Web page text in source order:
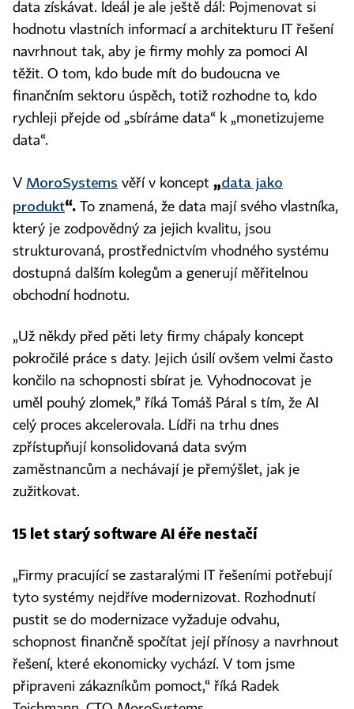
data získávat. Ideál je ale ještě dál: Pojmenovat si
hodnotu vlastních informací a architekturu IT řešení
navrhnout tak, aby je firmy mohly za pomoci AI
těžit. O tom, kdo bude mít do budoucna ve
finančním sektoru úspěch, totiž rozhodne to, kdo
rychleji přejde od „sbíráme data“ k „monetizujeme
data“.
V MoroSystems věří v koncept „data jako
produkt“. To znamená, že data mají svého vlastníka,
který je zodpovědný za jejich kvalitu, jsou
strukturovaná, prostřednictvím vhodného systému
dostupná dalším kolegům a generují měřitelnou
obchodní hodnotu.
„Už někdy před pěti lety firmy chápaly koncept
pokročilé práce s daty. Jejich úsilí ovšem velmi často
končilo na schopnosti sbírat je. Vyhodnocovat je
uměl pouhý zlomek,” říká Tomáš Páral s tím, že AI
celý proces akcelerovala. Lídři na trhu dnes
zpřístupňují konsolidovaná data svým
zaměstnancům a nechávají je přemýšlet, jak je
zužitkovat.
15 let starý software AI éře nestačí
„Firmy pracující se zastaralými IT řešeními potřebují
tyto systémy nejdříve modernizovat. Rozhodnutí
pustit se do modernizace vyžaduje odvahu,
schopnost finančně spočítat její přínosy a navrhnout
řešení, které ekonomicky vychází. V tom jsme
připraveni zákazníkům pomoct,“ říká Radek